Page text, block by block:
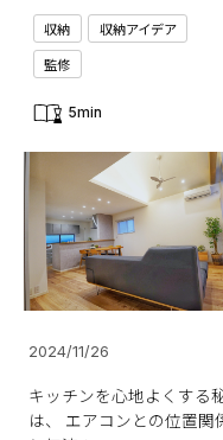
収納
収納アイデア
監修
5min
2024/11/26
キッチンを心地よくする
は、 エアコンとの位置関